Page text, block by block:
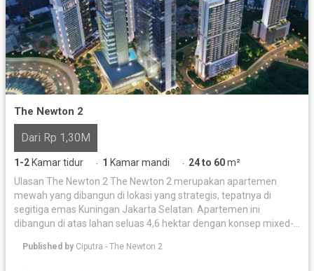
The Newton 2
Dari Rp 1,30M
1-2 Kamar tidur · 1 Kamar mandi · 24 to 60m²
Ulasan The Newton 2 The Newton 2 merupakan apartemen
mewah yang dibangun di lokasi yang strategis, tepatnya di
segitiga emas Kuningan Jakarta Selatan. Apartemen ini
dibangun di atas lahan seluas 4,6 hektar dengan konsep mixed-
Apartemen ini menawarkan berbagai fasilitas bintang lima,
Published by Ciputra - The Newton 2